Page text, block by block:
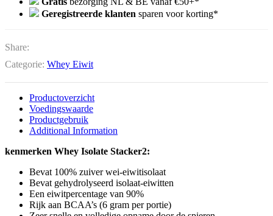
Geregistreerde klanten sparen voor korting*
Share:
Categorie: Whey Eiwit
Productoverzicht
Voedingswaarde
Productgebruik
Additional Information
kenmerken Whey Isolate Stacker2:
Bevat 100% zuiver wei-eiwitisolaat
Bevat gehydrolyseerd isolaat-eiwitten
Een eiwitpercentage van 90%
Rijk aan BCAA’s (6 gram per portie)